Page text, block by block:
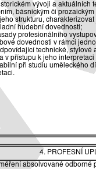
vývoji a
básnickým či prozaickým
strukturu,
hudební dovednosti;
profesionálního
dovednosti v rámci
technické,
v přístupu k jeho
při studiu uměleckého
4. PROFESNÍ
absolvované